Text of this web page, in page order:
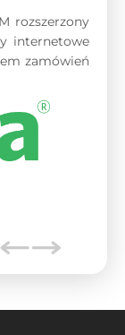
rozszerzony
internetowe
zamówień